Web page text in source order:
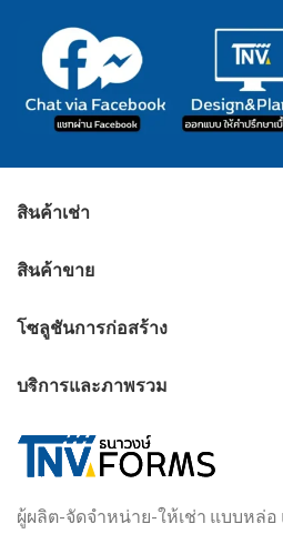
สินค้าเช่า
สินค้าขาย
โซลูชันการก่อสร้าง
บริการและภาพรวม
ผู้ผลิต-จัดจำหน่าย-ให้เช่า แบบหล่อ